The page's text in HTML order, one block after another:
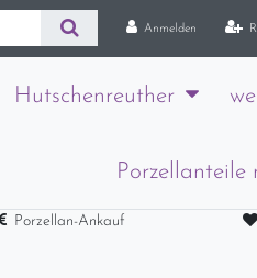
Anmelden
Hutschenreuther
Porzellanteile
Porzellan-Ankauf